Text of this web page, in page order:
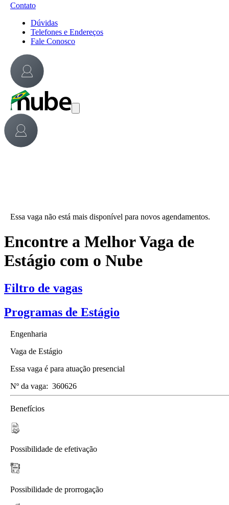
Contato
Dúvidas
Telefones e Endereços
Fale Conosco
Essa vaga não está mais disponível para novos agendamentos.
Encontre a Melhor Vaga de
Estágio com o Nube
Filtro de vagas
Programas de Estágio
Engenharia
Vaga de Estágio
Essa vaga é para atuação presencial
Nº da vaga: 360626
Benefícios
Possibilidade de efetivação
Possibilidade de prorrogação